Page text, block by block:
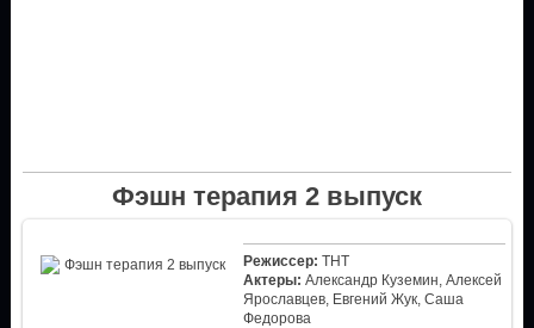
Фэшн терапия 2 выпуск
Режиссер: ТНТ
Актеры: Александр Куземин, Алексей
Ярославцев, Евгений Жук, Саша
Федорова